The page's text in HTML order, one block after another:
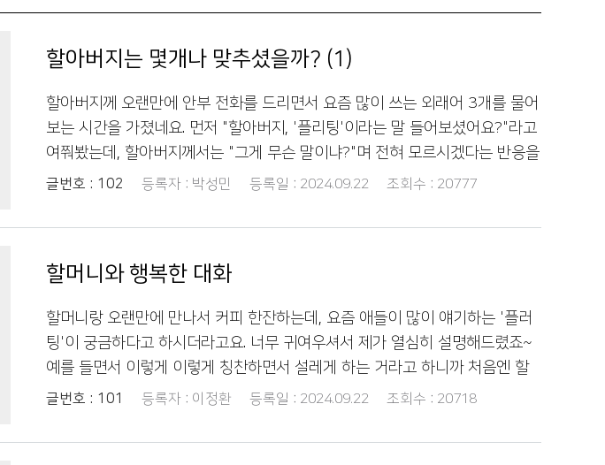
할아버지는 몇개나 맞추셨을까? (1)
할아버지께 오랜만에 안부 전화를 드리면서 요즘 많이 쓰는 외래어 3개를 물어
보는 시간을 가졌네요. 먼저 "할아버지, '플리팅'이라는 말 들어보셨어요?"라고
여쭤봤는데, 할아버지께서는 "그게 무슨 말이냐?"며 전혀 모르시겠다는 반응을
보이셨지요. 그래서 제가 "플리팅은 잠깐 동안 즐기는 가벼운 만남 같은 걸 뜻
하시며 약간은 흥미로워하셨네요. 다음으로 "할아버지, '레트로'는 아세요?"라
있는 말인가?"라고 추측하셨는데, 그렇게라도 맞추셔서 깜짝 놀랐습니다. "맞
설명을 덧붙이니 할아버지께서는 "우리 때 유행하던 것들이 다시 돌아오는 걸
보니 신기하구나" 하시면서 웃으셨네요. 마지막으로 "할아버지, '밸런스 게임'
들어보셨어요?"라고 여쭤봤는데, 할아버지께서는 "그게 뭔 게임이냐?"고 하시
며 궁금해하셨어요. 그래서 제가 "두 가지 선택지 중 하나를 고르는 게임이에요.
글번호 : 102 등록자 : 박성민 등록일 : 2024.09.22 조회수 : 20777
할머니와 행복한 대화
할머니랑 오랜만에 만나서 커피 한잔하는데, 요즘 애들이 많이 얘기하는 '플러
팅'이 궁금하다고 하시더라고요. 너무 귀여우셔서 제가 열심히 설명해드렸죠~
예를 들면서 이렇게 이렇게 칭찬하면서 설레게 하는 거라고 하니까 처음엔 할
머니가 엄청 부끄러워하셨어요. 근데 어느새 저랑 얘기하면서 너무 재밌어하시
는데 그 모습이 진짜 너무 귀여우신 거예요. 배 잡고 한참 웃었네요. 덕분에 오
글번호 : 101 등록자 : 이정환 등록일 : 2024.09.22 조회수 : 20718